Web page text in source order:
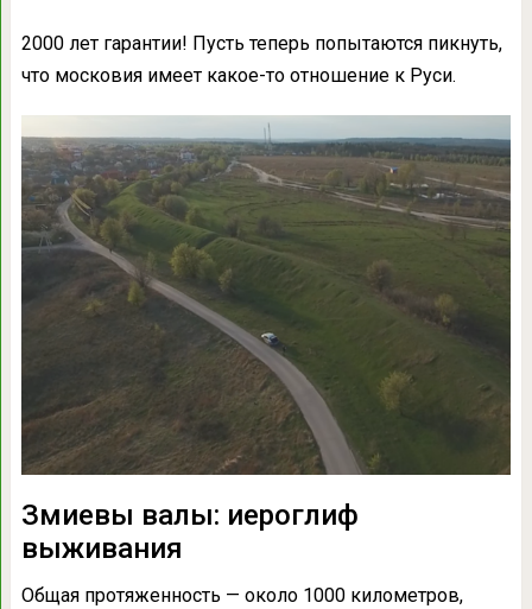
2000 лет гарантии! Пусть теперь попытаются пикнуть,
что московия имеет какое-то отношение к Руси.
Змиевы валы: иероглиф
выживания
Общая протяженность — около 1000 километров,